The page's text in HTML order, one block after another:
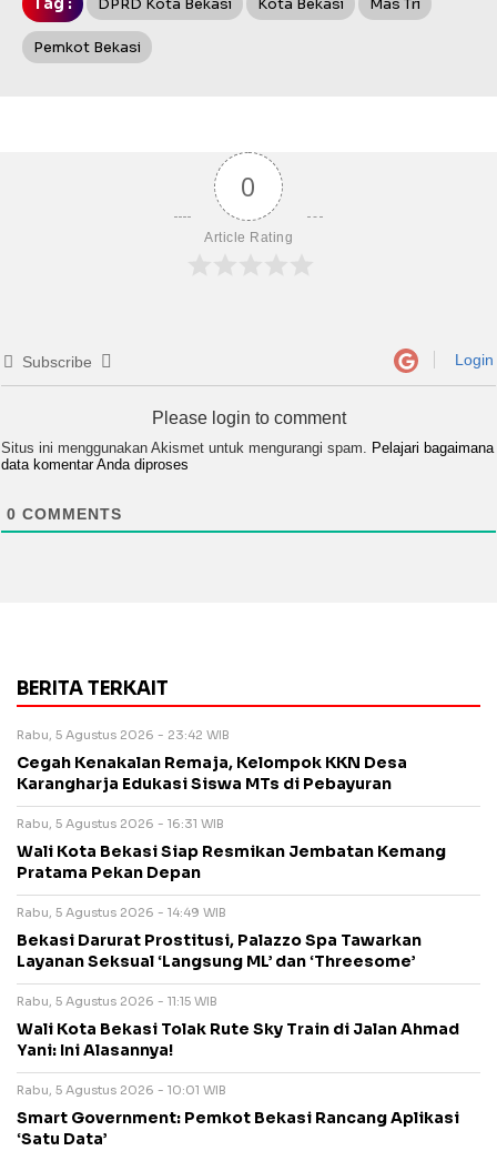
Tag : DPRD Kota Bekasi Kota Bekasi Mas Tri
Pemkot Bekasi
0
Article Rating
Subscribe Login
Please login to comment
Situs ini menggunakan Akismet untuk mengurangi spam. Pelajari bagaimana
data komentar Anda diproses
0 COMMENTS
BERITA TERKAIT
Rabu, 5 Agustus 2026 - 23:42 WIB
Cegah Kenakalan Remaja, Kelompok KKN Desa
Karangharja Edukasi Siswa MTs di Pebayuran
Rabu, 5 Agustus 2026 - 16:31 WIB
Wali Kota Bekasi Siap Resmikan Jembatan Kemang
Pratama Pekan Depan
Rabu, 5 Agustus 2026 - 14:49 WIB
Bekasi Darurat Prostitusi, Palazzo Spa Tawarkan
Layanan Seksual ‘Langsung ML’ dan ‘Threesome’
Rabu, 5 Agustus 2026 - 11:15 WIB
Wali Kota Bekasi Tolak Rute Sky Train di Jalan Ahmad
Yani: Ini Alasannya!
Rabu, 5 Agustus 2026 - 10:01 WIB
Smart Government: Pemkot Bekasi Rancang Aplikasi
‘Satu Data’